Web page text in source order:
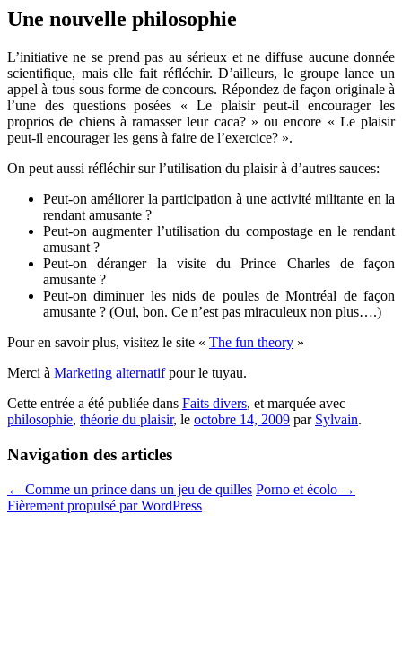
Une nouvelle philosophie
L’initiative ne se prend pas au sérieux et ne diffuse aucune donnée
scientifique, mais elle fait réfléchir. D’ailleurs, le groupe lance un
appel à tous sous forme de concours. Répondez de façon originale à
l’une des questions posées « Le plaisir peut-il encourager les
proprios de chiens à ramasser leur caca? » ou encore « Le plaisir
peut-il encourager les gens à faire de l’exercice? ».
On peut aussi réfléchir sur l’utilisation du plaisir à d’autres sauces:
Peut-on améliorer la participation à une activité militante en la
rendant amusante ?
Peut-on augmenter l’utilisation du compostage en le rendant
amusant ?
Peut-on déranger la visite du Prince Charles de façon
amusante ?
Peut-on diminuer les nids de poules de Montréal de façon
amusante ? (Oui, bon. Ce n’est pas miraculeux non plus….)
Pour en savoir plus, visitez le site « The fun theory »
Merci à Marketing alternatifpour le tuyau.
Cette entrée a été publiée dans Faits divers, et marquée avec
philosophie, théorie du plaisir, le octobre 14, 2009 par Sylvain.
Navigation des articles
← Comme un prince dans un jeu de quilles Porno et écolo →
Fièrement propulsé par WordPress